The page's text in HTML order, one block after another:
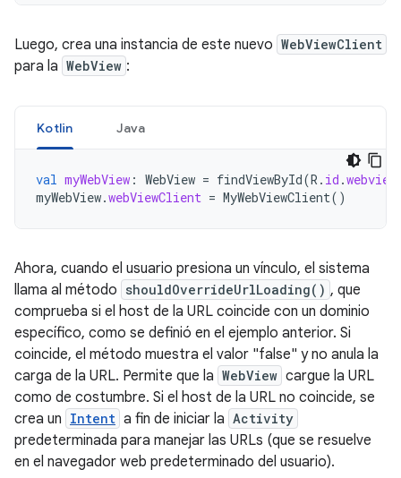
Luego, crea una instancia de este nuevo WebViewClient
para la WebView :
Kotlin Java
val myWebView : WebView = findViewById(R . id .webview
myWebView.webViewClient = MyWebViewClient()
Ahora, cuando el usuario presiona un vínculo, el sistema
llama al método shouldOverrideUrlLoading() , que
comprueba si el host de la URL coincide con un dominio
específico, como se definió en el ejemplo anterior. Si
coincide, el método muestra el valor "false" y no anula la
carga de la URL. Permite que la WebView cargue la URL
como de costumbre. Si el host de la URL no coincide, se
crea un Intent a fin de iniciar la Activity
predeterminada para manejar las URLs (que se resuelve
en el navegador web predeterminado del usuario).